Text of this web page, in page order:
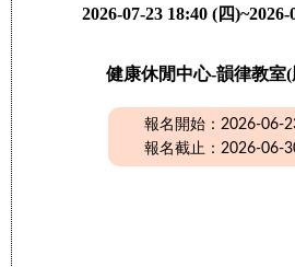
2026-07-23 18:40 (四
健康休閒中心-韻律教室
報名開始：2026-06-
報名截止：2026-06-